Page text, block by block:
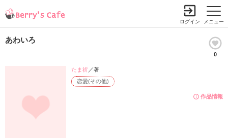
メニュー
ログイン
あわいろ
0
作品情報
恋愛(その他)
たま祈／著